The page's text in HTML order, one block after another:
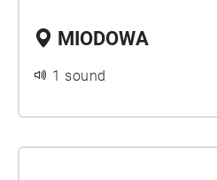
MIODOWA
1 sound